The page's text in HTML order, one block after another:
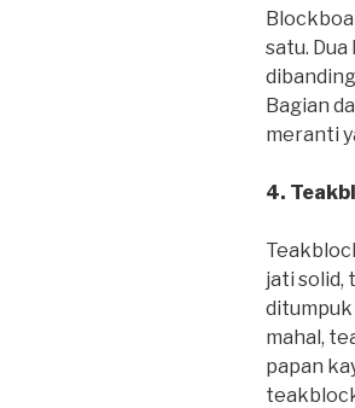
satu.
Bagian
meranti
4.
jati solid,
ditumpuk
mahal,
papan